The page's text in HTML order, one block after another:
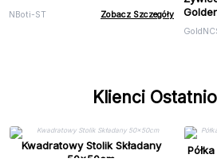
NBoti-ST Zobacz Szczegóły
Klienci
Kwadratowy Stolik Składany
50x50cm